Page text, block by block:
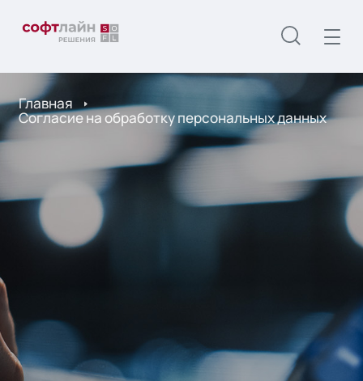
Главная
Согласие на обработку персональных данных